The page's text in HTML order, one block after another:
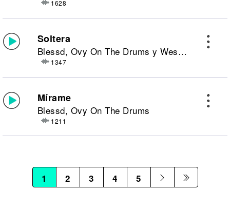
1628
Soltera
Blessd, Ovy On The Drums y Westcol
1347
Mírame
Blessd, Ovy On The Drums
1211
1 2 3 4 5